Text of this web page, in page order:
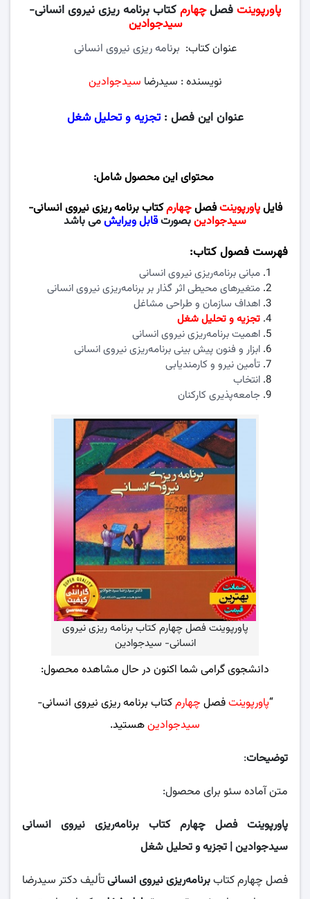
پاورپوینتفصلچهارمکتاب برنامه ریزی نیروی انسانی-
سیدجوادین
عنوان کتاب: برنامه ریزی نیروی انسانی
نویسنده : سیدرضا سیدجوادین
عنوان این فصل :تجزیه و تحلیل شغل
محتوای این محصول شامل:
فایلپاورپوینتفصلچهارمکتاب برنامه ریزی نیروی انسانی-
سیدجوادینبصورتقابل ویرایشمی باشد
فهرست فصول کتاب:
مبانی برنامه‏‏ریزی نیروی انسانی
متغیرهای محیطی اثر گذار بر برنامهریزی نیروی انسانی
اهداف سازمان و طراحی مشاغل
تجزیه و تحلیل شغل
اهمیت برنامه‏‏ریزی نیروی انسانی
ابزار و فنون پیش بینی برنامه‏‏ریزی نیروی انسانی
تأمین نیرو و کارمندیابی
انتخاب
جامعه‏‏پذیری کارکنان
پاورپوینت فصل چهارم کتاب برنامه ریزی نیروی
انسانی- سیدجوادین
دانشجوی گرامی شما اکنون در حال مشاهده محصول:
“پاورپوینتفصل چهارمکتاب برنامه ریزی نیروی انسانی-
سیدجوادینهستید.
توضیحات:
متن آماده سئو برای محصول:
پاورپوینت فصل چهارم کتاب برنامه‌ریزی نیروی انسانی
سیدجوادین | تجزیه و تحلیل شغل
فصل چهارم کتاببرنامه‌ریزی نیروی انسانیتألیف دکتر سیدرضا